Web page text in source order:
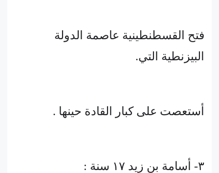
فتح القسطنطينية عاصمة الدولة
البيزنطية التي.
أستعصت على كبار القادة حينها .
٣- أسامة بن زيد ١٧ سنة :